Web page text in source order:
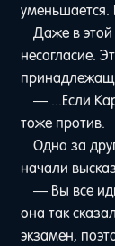
уменьшается.
Даже в этой
несогласие.
— ...Если
тоже против.
Одна за
начали
— Вы все
она так
экзамен,